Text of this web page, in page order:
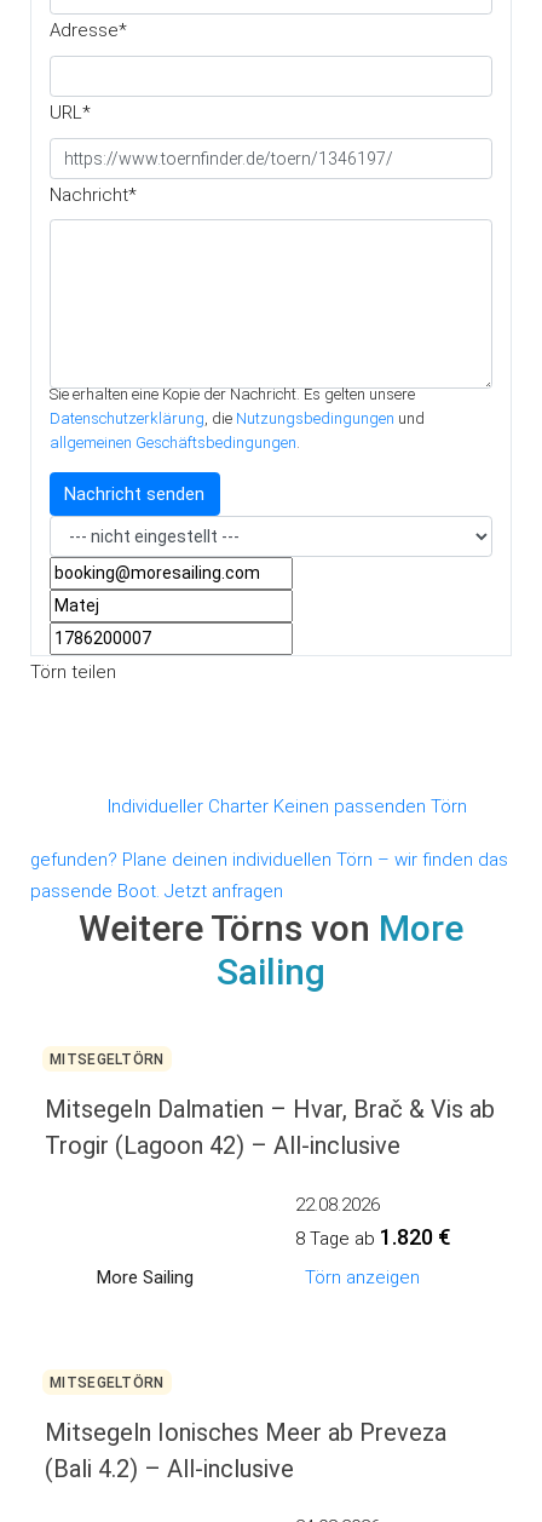
Adresse*
URL*
Nachricht*
Sie erhalten eine Kopie der Nachricht. Es gelten unsere
Datenschutzerklärung, die Nutzungsbedingungen und
allgemeinen Geschäftsbedingungen.
Törn teilen
Individueller Charter Keinen passenden Törn
gefunden? Plane deinen individuellen Törn – wir finden das
passende Boot. Jetzt anfragen
Weitere Törns von More
Sailing
MITSEGELTÖRN
Mitsegeln Dalmatien – Hvar, Brač & Vis ab
Trogir (Lagoon 42) – All-inclusive
More Sailing
22.08.2026
8 Tage ab 1.820 €
Törn anzeigen
MITSEGELTÖRN
Mitsegeln Ionisches Meer ab Preveza
(Bali 4.2) – All-inclusive